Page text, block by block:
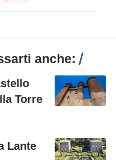
anche:
Torre
Lante